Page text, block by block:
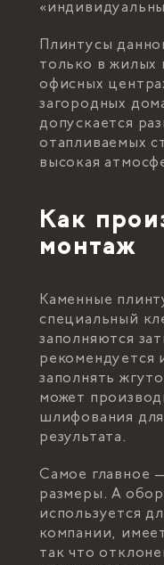
Плинтусы
только в жилых
офисных
загородных
допускается
отапливаемых
высокая
Как
монтаж
Каменные
специальный
заполняются
рекомендуется
заполнять
может
шлифования
результата.
Самое главное
размеры. А
используется
компании,
так что